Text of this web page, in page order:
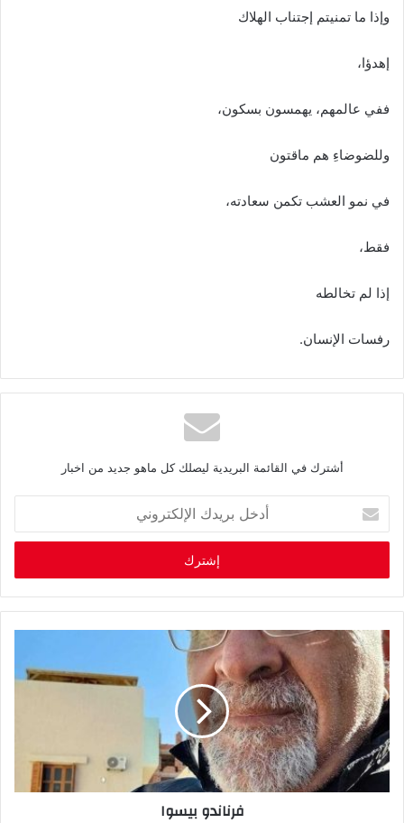
وإذا‭ ‬ما‭ ‬تمنيتم‭ ‬إجتناب‭ ‬الهلاك
إهدؤا،
ففي‭ ‬عالمهم،‭ ‬يهمسون‭ ‬بسكون،
وللضوضاءِ‭ ‬هم‭ ‬ماقتون
في‭ ‬نمو‭ ‬العشب‭ ‬تكمن‭ ‬سعادته،
فقط،
إذا‭ ‬لم‭ ‬تخالطه
رفسات‭ ‬الإنسان‭.‬
أشترك في القائمة البريدية ليصلك كل ماهو جديد من اخبار
خ
ب
ر
د
ك
ا
ل
إ
ل
ك
ت
فرناندو بيسوا